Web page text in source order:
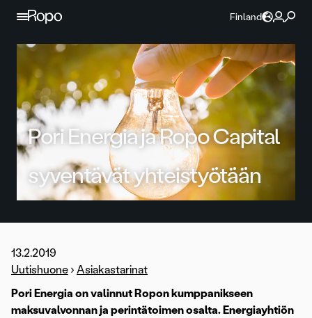
Jatka sisältöön
Finland
Pori Energia ja Ropo Capital
syventävät yhteistyötään
13.2.2019
Uutishuone › Asiakastarinat
Pori Energia on valinnut Ropon kumppanikseen
maksuvalvonnan ja perintätoimen osalta. Energiayhtiön